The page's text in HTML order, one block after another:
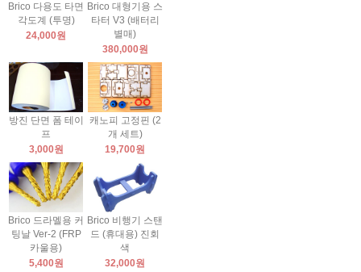
Brico 다용도 타면
각도계 (투명)
24,000원
Brico 대형기용 스
타터 V3 (배터리
별매)
380,000원
방진 단면 폼 테이
프
3,000원
캐노피 고정핀 (2
개 세트)
19,700원
Brico 드라멜용 커
팅날 Ver-2 (FRP
카울용)
5,400원
Brico 비행기 스탠
드 (휴대용) 진회
색
32,000원